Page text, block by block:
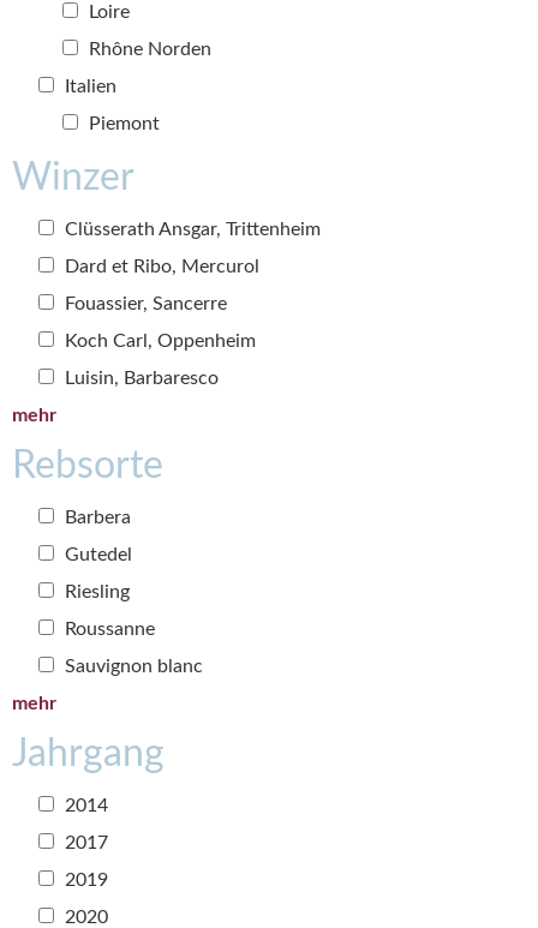
Loire
Rhône Norden
Italien
Piemont
Winzer
Clüsserath Ansgar, Trittenheim
Dard et Ribo, Mercurol
Fouassier, Sancerre
Koch Carl, Oppenheim
Luisin, Barbaresco
mehr
Rebsorte
Barbera
Gutedel
Riesling
Roussanne
Sauvignon blanc
mehr
Jahrgang
2014
2017
2019
2020